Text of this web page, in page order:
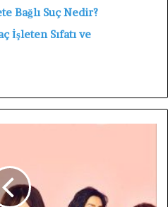
Bağlı Suç Nedir?
İşleten Sıfatı ve